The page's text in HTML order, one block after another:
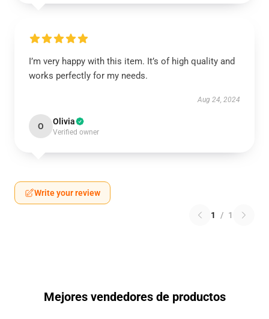
I’m very happy with this item. It’s of high quality and
works perfectly for my needs.
Aug 24, 2024
O Olivia
Verified owner
Write your review
1 / 1
Mejores vendedores de productos